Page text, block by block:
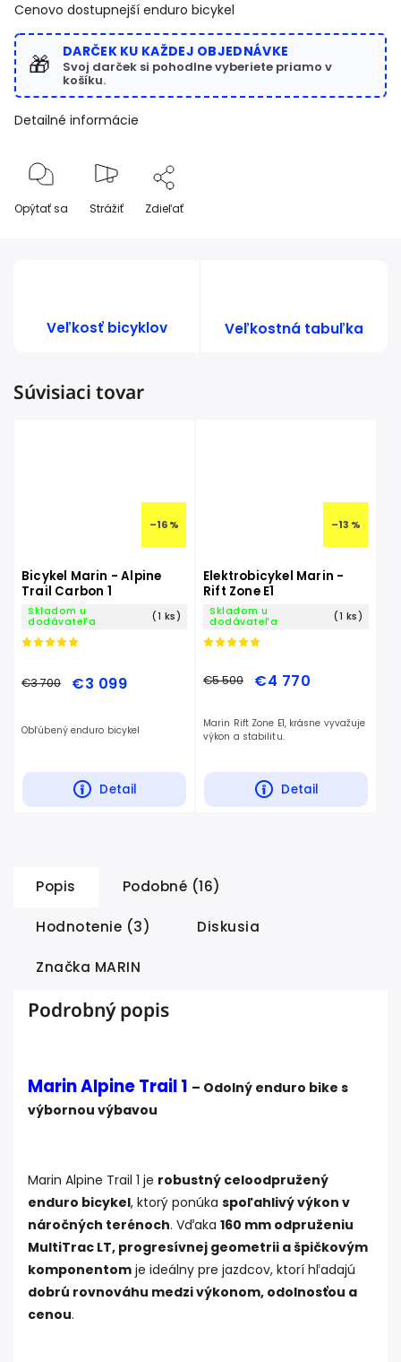
Cenovo dostupnejší enduro bicykel
🎁 DARČEK KU KAŽDEJ OBJEDNÁVKE
Svoj darček si pohodlne vyberiete priamo v
košíku.
Detailné informácie
Opýtať sa Strážiť Zdieľať
Veľkosť bicyklov Veľkostná tabuľka
Súvisiaci tovar
–16 %
Bicykel Marin - Alpine
Trail Carbon 1
Skladom u
dodávateľa
(1 ks)
€3 700 €3 099
Detail
Obľúbený enduro bicykel
–13 %
Elektrobicykel Marin -
Rift Zone E1
Skladom u
dodávateľa
(1 ks)
€5 500 €4 770
Detail
Marin Rift Zone E1, krásne vyvažuje
výkon a stabilitu.
Popis Podobné (16)
Hodnotenie (3) Diskusia
Značka MARIN
Podrobný popis
Marin Alpine Trail 1 – Odolný enduro bike s
výbornou výbavou
Marin Alpine Trail 1 je robustný celoodpružený
enduro bicykel, ktorý ponúka spoľahlivý výkon v
náročných terénoch. Vďaka 160 mm odpruženiu
MultiTrac LT, progresívnej geometrii a špičkovým
komponentom je ideálny pre jazdcov, ktorí hľadajú
dobrú rovnováhu medzi výkonom, odolnosťou a
cenou.